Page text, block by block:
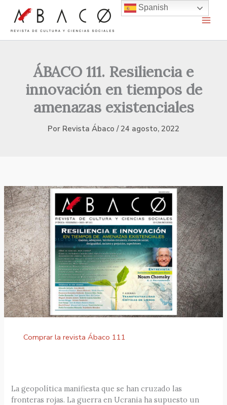
contenido
ÁBACO 111. Resiliencia e
innovación en tiempos de
amenazas existenciales
Por Revista Ábaco /24 agosto, 2022
Comprar la revista Ábaco 111
La geopolítica manifiesta que se han cruzado las
fronteras rojas. La guerra en Ucrania ha supuesto un
Spanish